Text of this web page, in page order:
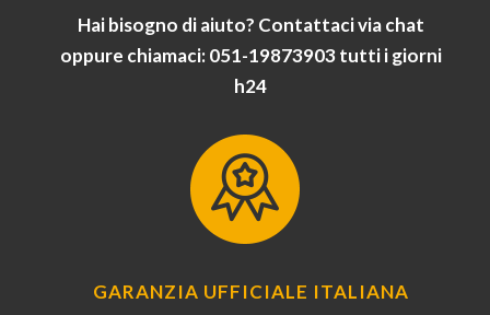
Hai bisogno di aiuto? Contattaci via chat
oppure chiamaci: 051-19873903 tutti i giorni
h24
GARANZIA UFFICIALE ITALIANA